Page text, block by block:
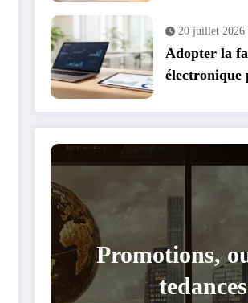
20 juillet 2026
Adopter la
électronique
Promotions,
tedances